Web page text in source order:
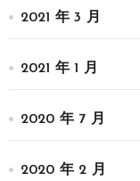
2021 年 3 月
2021 年 1 月
2020 年 7 月
2020 年 2 月